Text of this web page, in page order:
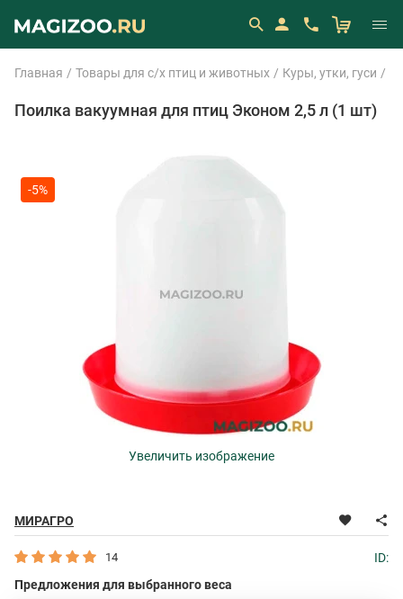
Главная Товары для с/х птиц и животных Куры, утки, гуси
Поилка вакуумная для птиц Эконом 2,5 л (1 шт)
МИРАГРО
-5%
Увеличить изображение
14
ID:
Предложения для выбранного веса